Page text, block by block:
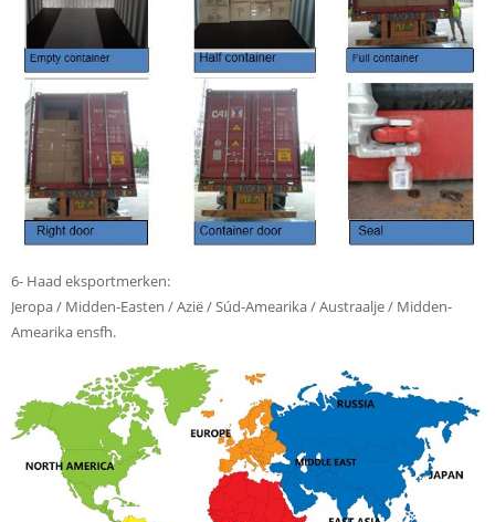
6- Haad eksportmerken:
Jeropa / Midden-Easten / Azië / Súd-Amearika / Austraalje / Midden-
Amearika ensfh.